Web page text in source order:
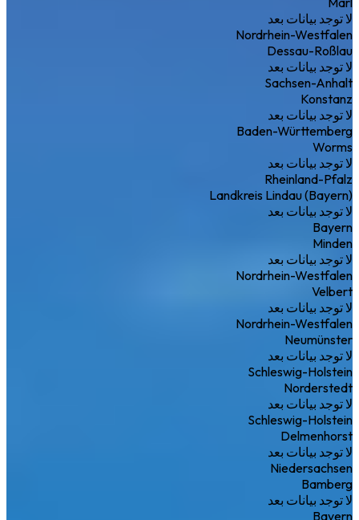
لا توجد بيانات بعد
Nordrhein-Westfalen
Dessau-Roßlau
لا توجد بيانات بعد
Sachsen-Anhalt
Konstanz
لا توجد بيانات بعد
Baden-Württemberg
Worms
لا توجد بيانات بعد
Rheinland-Pfalz
Landkreis Lindau (Bayern)
لا توجد بيانات بعد
Bayern
Minden
لا توجد بيانات بعد
Nordrhein-Westfalen
Velbert
لا توجد بيانات بعد
Nordrhein-Westfalen
Neumünster
لا توجد بيانات بعد
Schleswig-Holstein
Norderstedt
لا توجد بيانات بعد
Schleswig-Holstein
Delmenhorst
لا توجد بيانات بعد
Niedersachsen
Bamberg
لا توجد بيانات بعد
Bayern